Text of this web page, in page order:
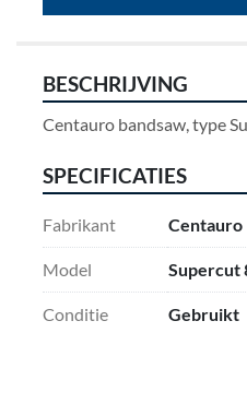
BESCHRIJVING
Centauro bandsaw, type
SPECIFICATIES
Fabrikant Centauro
Model Supercut
Conditie Gebruikt